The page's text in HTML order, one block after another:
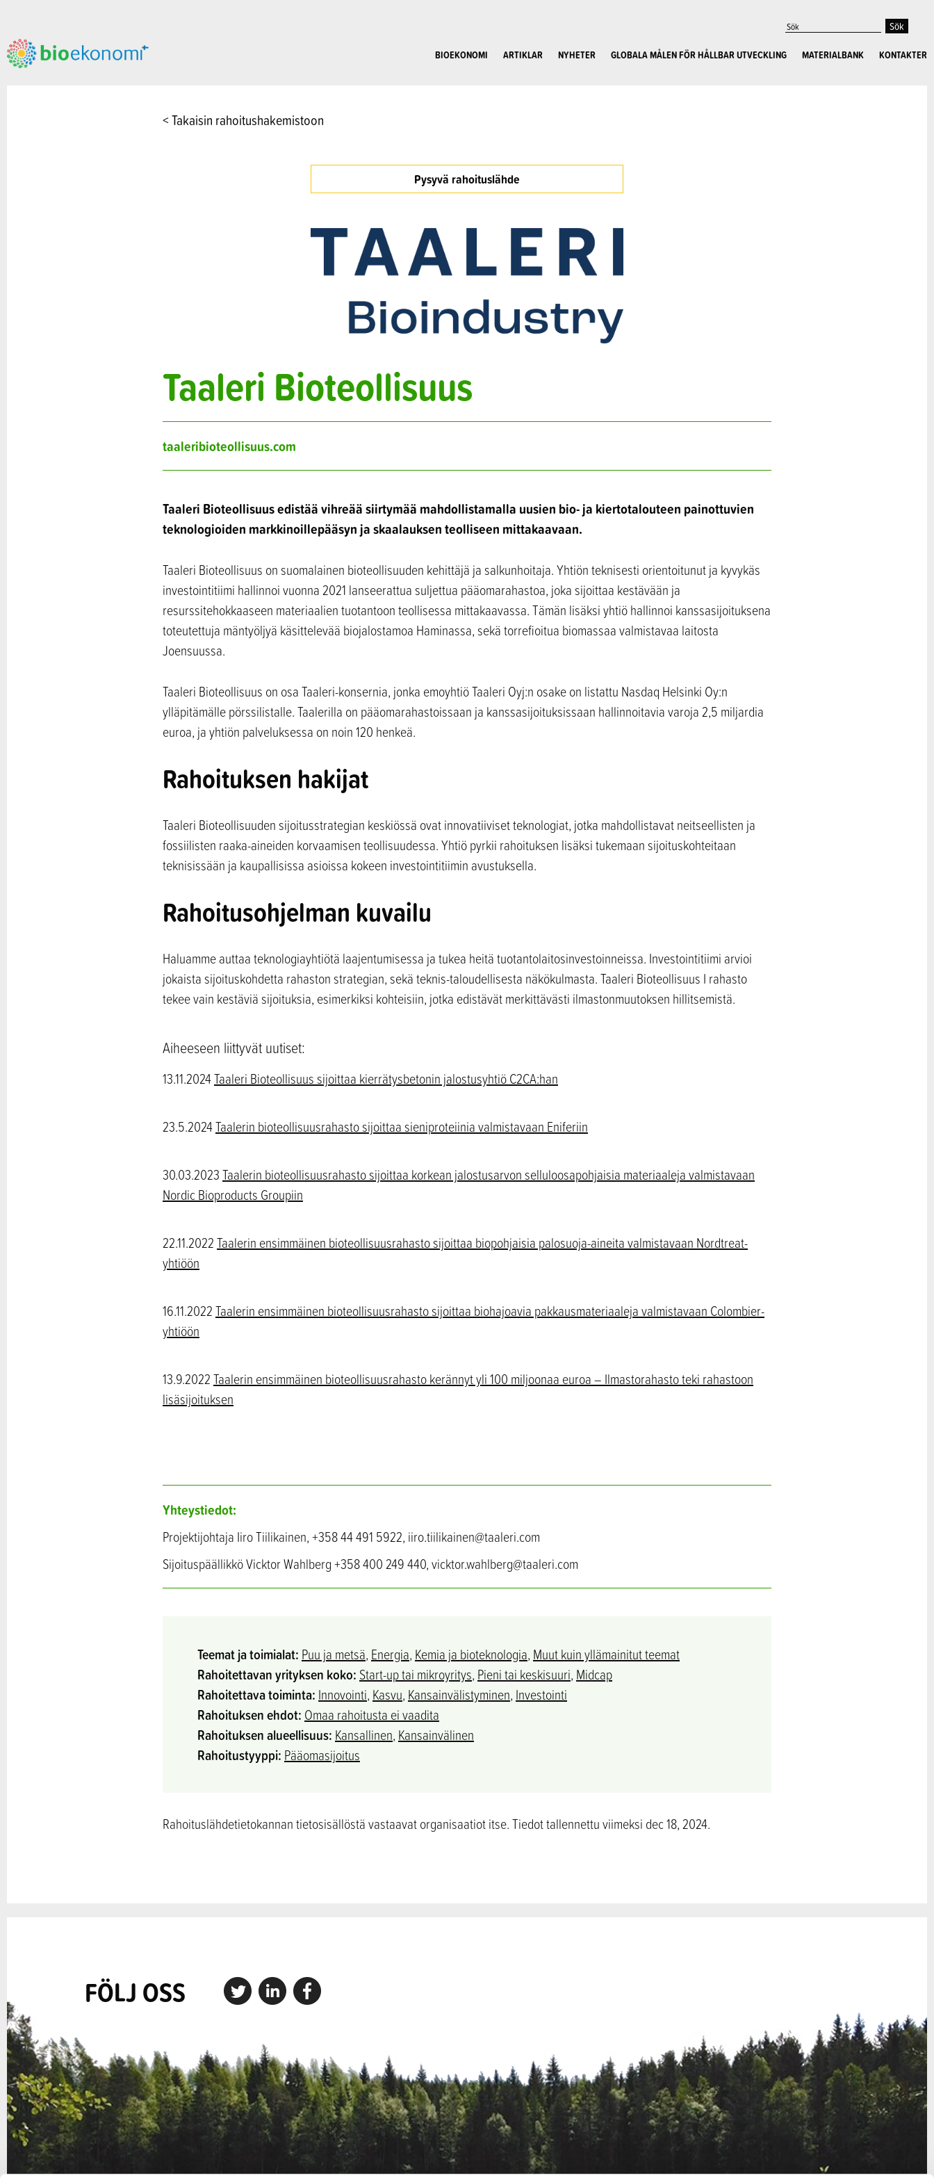
BIOEKONOMI ARTIKLAR NYHETER GLOBALA MÅLEN FÖR HÅLLBAR UTVECKLING MATERIALBANK KONTAKTER
< Takaisin rahoitushakemistoon
Pysyvä rahoituslähde
Taaleri Bioteollisuus
taaleribioteollisuus.com
Taaleri Bioteollisuus edistää vihreää siirtymää mahdollistamalla uusien bio- ja kiertotalouteen painottuvien
teknologioiden markkinoillepääsyn ja skaalauksen teolliseen mittakaavaan.
Taaleri Bioteollisuus on suomalainen bioteollisuuden kehittäjä ja salkunhoitaja. Yhtiön teknisesti orientoitunut ja kyvykäs
investointitiimi hallinnoi vuonna 2021 lanseerattua suljettua pääomarahastoa, joka sijoittaa kestävään ja
resurssitehokkaaseen materiaalien tuotantoon teollisessa mittakaavassa. Tämän lisäksi yhtiö hallinnoi kanssasijoituksena
toteutettuja mäntyöljyä käsittelevää biojalostamoa Haminassa, sekä torrefioitua biomassaa valmistavaa laitosta
Joensuussa.
Taaleri Bioteollisuus on osa Taaleri-konsernia, jonka emoyhtiö Taaleri Oyj:n osake on listattu Nasdaq Helsinki Oy:n
ylläpitämälle pörssilistalle. Taalerilla on pääomarahastoissaan ja kanssasijoituksissaan hallinnoitavia varoja 2,5 miljardia
euroa, ja yhtiön palveluksessa on noin 120 henkeä.
Rahoituksen hakijat
Taaleri Bioteollisuuden sijoitusstrategian keskiössä ovat innovatiiviset teknologiat, jotka mahdollistavat neitseellisten ja
fossiilisten raaka-aineiden korvaamisen teollisuudessa. Yhtiö pyrkii rahoituksen lisäksi tukemaan sijoituskohteitaan
teknisissään ja kaupallisissa asioissa kokeen investointitiimin avustuksella.
Rahoitusohjelman kuvailu
Haluamme auttaa teknologiayhtiötä laajentumisessa ja tukea heitä tuotantolaitosinvestoinneissa. Investointitiimi arvioi
jokaista sijoituskohdetta rahaston strategian, sekä teknis-taloudellisesta näkökulmasta. Taaleri Bioteollisuus I rahasto
tekee vain kestäviä sijoituksia, esimerkiksi kohteisiin, jotka edistävät merkittävästi ilmastonmuutoksen hillitsemistä.
Aiheeseen liittyvät uutiset:
13.11.2024Taaleri Bioteollisuus sijoittaa kierrätysbetonin jalostusyhtiö C2CA:han
23.5.2024Taalerin bioteollisuusrahasto sijoittaa sieniproteiinia valmistavaan Eniferiin
30.03.2023Taalerin bioteollisuusrahasto sijoittaa korkean jalostusarvon selluloosapohjaisia materiaaleja valmistavaan
Nordic Bioproducts Groupiin
22.11.2022Taalerin ensimmäinen bioteollisuusrahasto sijoittaa biopohjaisia palosuoja-aineita valmistavaan Nordtreat-
yhtiöön
16.11.2022Taalerin ensimmäinen bioteollisuusrahasto sijoittaa biohajoavia pakkausmateriaaleja valmistavaan Colombier-
yhtiöön
13.9.2022Taalerin ensimmäinen bioteollisuusrahasto kerännyt yli 100 miljoonaa euroa – Ilmastorahasto teki rahastoon
lisäsijoituksen
Yhteystiedot:
Projektijohtaja Iiro Tiilikainen, +358 44 491 5922, iiro.tiilikainen@taaleri.com
Sijoituspäällikkö Vicktor Wahlberg +358 400 249 440, vicktor.wahlberg@taaleri.com
Teemat ja toimialat: Puu ja metsä, Energia, Kemia ja bioteknologia, Muut kuin yllämainitut teemat
Rahoitettavan yrityksen koko: Start-up tai mikroyritys, Pieni tai keskisuuri, Midcap
Rahoitettava toiminta: Innovointi, Kasvu, Kansainvälistyminen, Investointi
Rahoituksen ehdot: Omaa rahoitusta ei vaadita
Rahoituksen alueellisuus: Kansallinen, Kansainvälinen
Rahoitustyyppi: Pääomasijoitus
Rahoituslähdetietokannan tietosisällöstä vastaavat organisaatiot itse. Tiedot tallennettu viimeksi dec 18, 2024.
FÖLJ OSS